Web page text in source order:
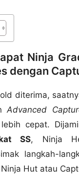
Ninja
dengan
diterima,
Advanced
lebih cepat.
SS, Ninja
langkah-
Hut atau